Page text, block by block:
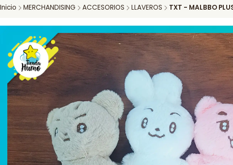
Inicio MERCHANDISING ACCESORIOS LLAVEROS TXT - MALBBO